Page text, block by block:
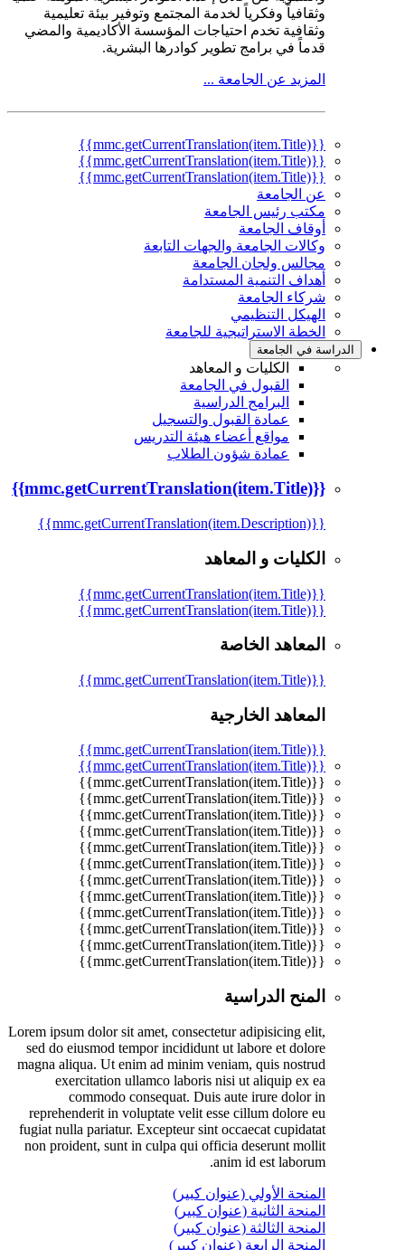
وثقافياً وفكرياً لخدمة المجتمع وتوفير بيئة تعليمية
وثقافية تخدم احتياجات المؤسسة الأكاديمية والمضي
قدماً في برامج تطوير كوادرها البشرية.
المزيد عن الجامعة ...
{{mmc.getCurrentTranslation(item.Title)}}
{{mmc.getCurrentTranslation(item.Title)}}
{{mmc.getCurrentTranslation(item.Title)}}
عن الجامعة
مكتب رئيس الجامعة
أوقاف الجامعة
وكالات الجامعة والجهات التابعة
مجالس ولجان الجامعة
أهداف التنمية المستدامة
شركاء الجامعة
الهيكل التنظيمي
الخطة الاستراتيجية للجامعة
الدراسة في الجامعة
الكليات و المعاهد
القبول في الجامعة
البرامج الدراسية
عمادة القبول والتسجيل
مواقع أعضاء هيئة التدريس
عمادة شؤون الطلاب
{{mmc.getCurrentTranslation(item.Title)}}
{{mmc.getCurrentTranslation(item.Description)}}
الكليات و المعاهد
{{mmc.getCurrentTranslation(item.Title)}}
{{mmc.getCurrentTranslation(item.Title)}}
المعاهد الخاصة
{{mmc.getCurrentTranslation(item.Title)}}
المعاهد الخارجية
{{mmc.getCurrentTranslation(item.Title)}}
{{mmc.getCurrentTranslation(item.Title)}}
{{mmc.getCurrentTranslation(item.Title)}}
{{mmc.getCurrentTranslation(item.Title)}}
{{mmc.getCurrentTranslation(item.Title)}}
{{mmc.getCurrentTranslation(item.Title)}}
{{mmc.getCurrentTranslation(item.Title)}}
{{mmc.getCurrentTranslation(item.Title)}}
{{mmc.getCurrentTranslation(item.Title)}}
{{mmc.getCurrentTranslation(item.Title)}}
{{mmc.getCurrentTranslation(item.Title)}}
{{mmc.getCurrentTranslation(item.Title)}}
{{mmc.getCurrentTranslation(item.Title)}}
{{mmc.getCurrentTranslation(item.Title)}}
المنح الدراسية
Lorem ipsum dolor sit amet, consectetur adipisicing elit,
sed do eiusmod tempor incididunt ut labore et dolore
magna aliqua. Ut enim ad minim veniam, quis nostrud
exercitation ullamco laboris nisi ut aliquip ex ea
commodo consequat. Duis aute irure dolor in
reprehenderit in voluptate velit esse cillum dolore eu
fugiat nulla pariatur. Excepteur sint occaecat cupidatat
non proident, sunt in culpa qui officia deserunt mollit
anim id est laborum.
المنحة الأولي (عنوان كبير)
المنحة الثانية (عنوان كبير)
المنحة الثالثة (عنوان كبير)
المنحة الرابعة (عنوان كبير)